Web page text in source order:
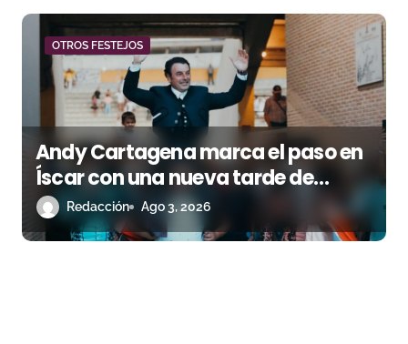
OTROS FESTEJOS
Andy Cartagena marca el paso en
Íscar con una nueva tarde de
triunfoRedacción Ago 3, 2026